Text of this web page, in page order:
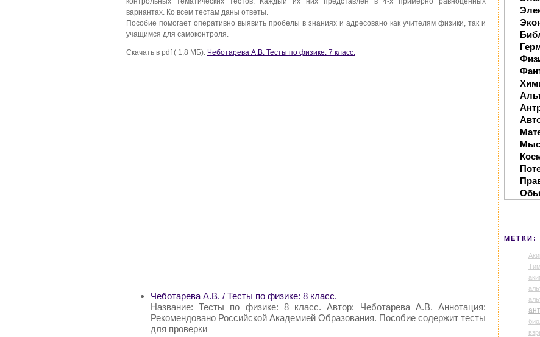
вариантах. Ко всем тестам даны ответы.
Пособие помогает оперативно выявить пробелы в знаниях и адресовано как учителям физики, так и
учащимся для самоконтроля.
Скачать в pdf ( 1,8 МБ): Чеботарева А.В. Тесты по физике: 7 класс.
Чеботарева А.В. / Тесты по физике: 8 класс.
Название: Тесты по физике: 8 класс. Автор: Чеботарева А.В. Аннотация:
Рекомендовано Российской Академией Образования. Пособие содержит тесты
для проверки
МЕТКИ: